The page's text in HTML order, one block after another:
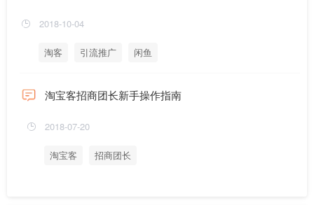
2018-10-04
淘客 引流推广 闲鱼
淘宝客招商团长新手操作指南
2018-07-20
淘宝客 招商团长